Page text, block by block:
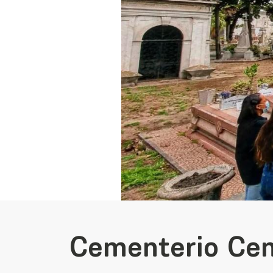
Cementerio